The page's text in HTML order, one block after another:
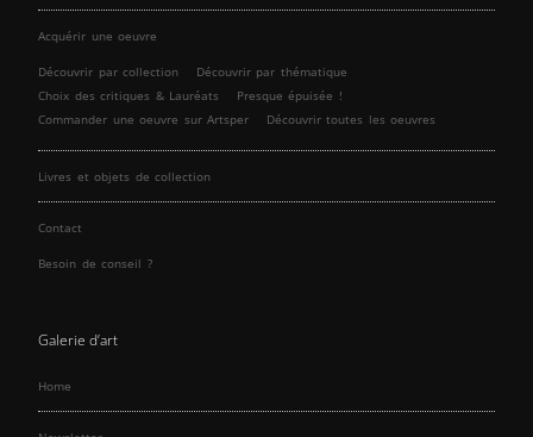
Acquérir une oeuvre
Découvrir par collection
Découvrir par thématique
Choix des critiques & Lauréats
Presque épuisée !
Commander une oeuvre sur Artsper
Découvrir toutes les oeuvres
Livres et objets de collection
Contact
Besoin de conseil ?
Galerie d’art
Home